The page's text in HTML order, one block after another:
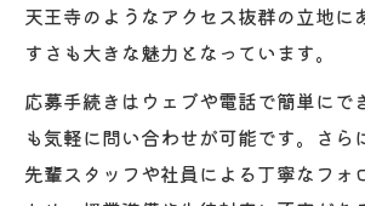
天王寺のようなアクセス抜群の立地に
すさも大きな魅力となっています。
応募手続きはウェブや電話で簡単にで
も気軽に問い合わせが可能です。さら
先輩スタッフや社員による丁寧なフォ